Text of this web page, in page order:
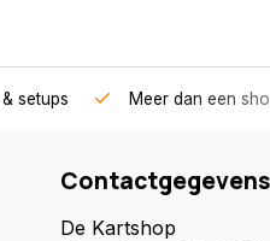
setups Meer dan een
Contactgegevens
De Kartshop